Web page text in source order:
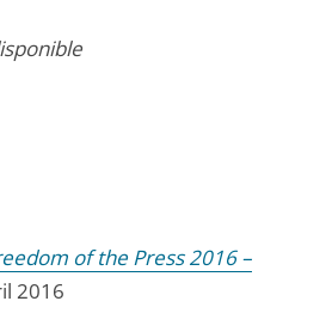
of the Press 2016 –
2016